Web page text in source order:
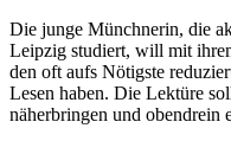
Die junge Münchnerin, die
Leipzig studiert, will mit
den oft aufs Nötigste
Lesen haben. Die Lektüre
näherbringen und obendrein